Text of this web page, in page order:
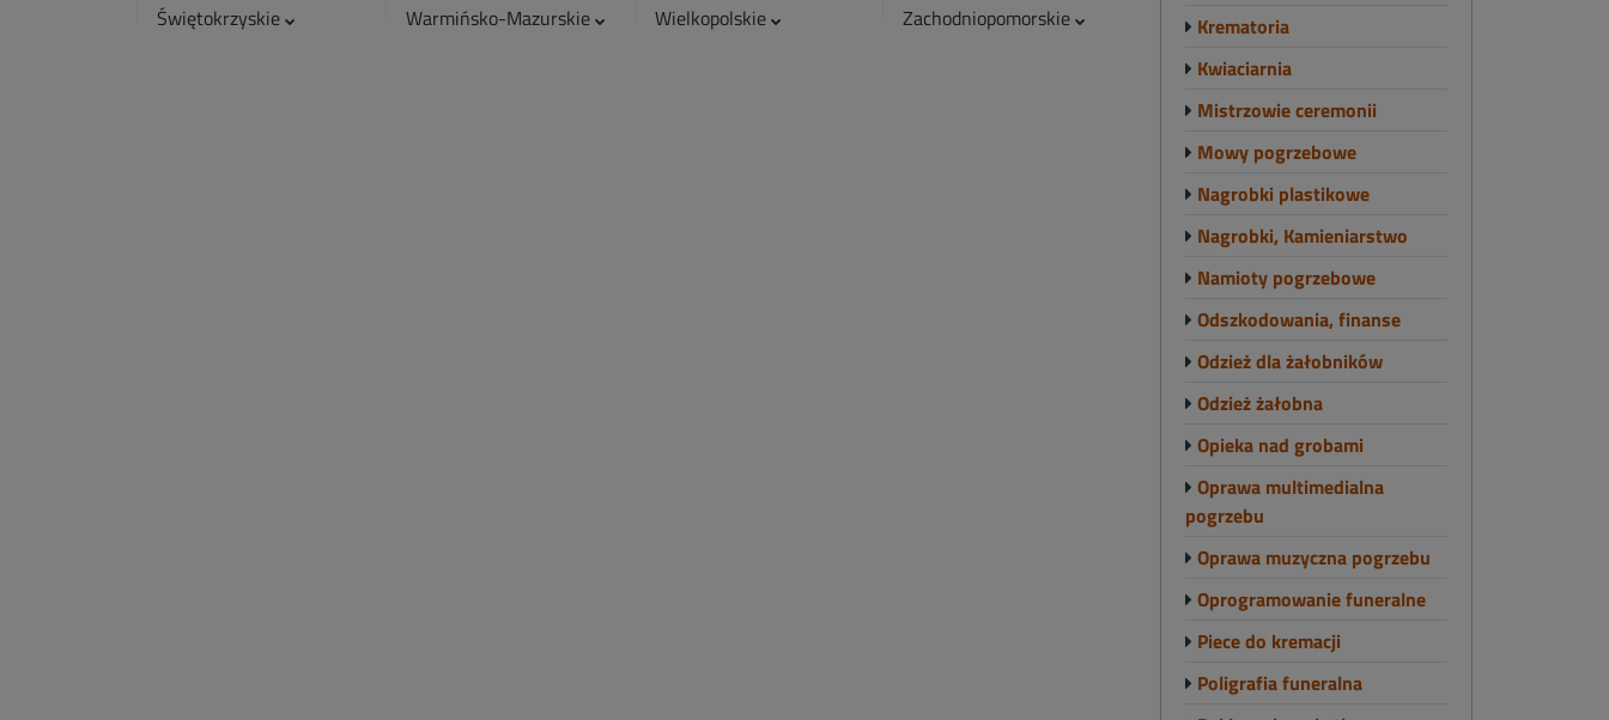
Świętokrzyskie
Warmińsko-Mazurskie Wielkopolskie Zachodniopomorskie
Krematoria
Kwiaciarnia
Mistrzowie ceremonii
Mowy pogrzebowe
Nagrobki plastikowe
Nagrobki, Kamieniarstwo
Namioty pogrzebowe
Odszkodowania, finanse
Odzież dla żałobników
Odzież żałobna
Opieka nad grobami
Oprawa multimedialna
pogrzebu
Oprawa muzyczna pogrzebu
Oprogramowanie funeralne
Piece do kremacji
Poligrafia funeralna